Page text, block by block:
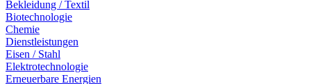
Bekleidung / Textil
Biotechnologie
Chemie
Dienstleistungen
Eisen / Stahl
Elektrotechnologie
Erneuerbare Energien